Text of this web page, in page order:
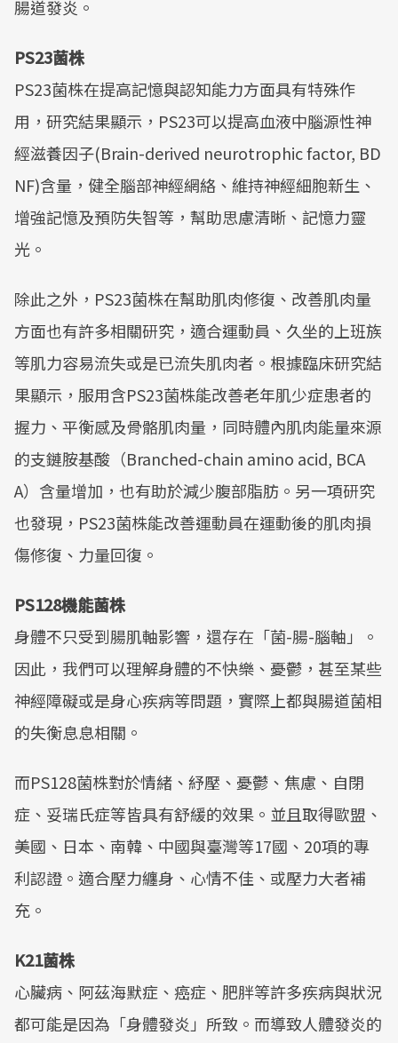
腸道發炎。
PS23菌株
PS23菌株在提高記憶與認知能力方面具有特殊作
用，研究結果顯示，PS23可以提高血液中腦源性神
經滋養因子(Brain-derived neurotrophic factor, BD
NF)含量，健全腦部神經網絡、維持神經細胞新生、
增強記憶及預防失智等，幫助思慮清晰、記憶力靈
光。
除此之外，PS23菌株在幫助肌肉修復、改善肌肉量
方面也有許多相關研究，適合運動員、久坐的上班族
等肌力容易流失或是已流失肌肉者。根據臨床研究結
果顯示，服用含PS23菌株能改善老年肌少症患者的
握力、平衡感及骨骼肌肉量，同時體內肌肉能量來源
的支鏈胺基酸（Branched-chain amino acid, BCA
A）含量增加，也有助於減少腹部脂肪。另一項研究
也發現，PS23菌株能改善運動員在運動後的肌肉損
傷修復、力量回復。
PS128機能菌株
身體不只受到腸肌軸影響，還存在「菌-腸-腦軸」。
因此，我們可以理解身體的不快樂、憂鬱，甚至某些
神經障礙或是身心疾病等問題，實際上都與腸道菌相
的失衡息息相關。
而PS128菌株對於情緒、紓壓、憂鬱、焦慮、自閉
症、妥瑞氏症等皆具有舒緩的效果。並且取得歐盟、
美國、日本、南韓、中國與臺灣等17國、20項的專
利認證。適合壓力纏身、心情不佳、或壓力大者補
充。
K21菌株
心臟病、阿茲海默症、癌症、肥胖等許多疾病與狀況
都可能是因為「身體發炎」所致。而導致人體發炎的